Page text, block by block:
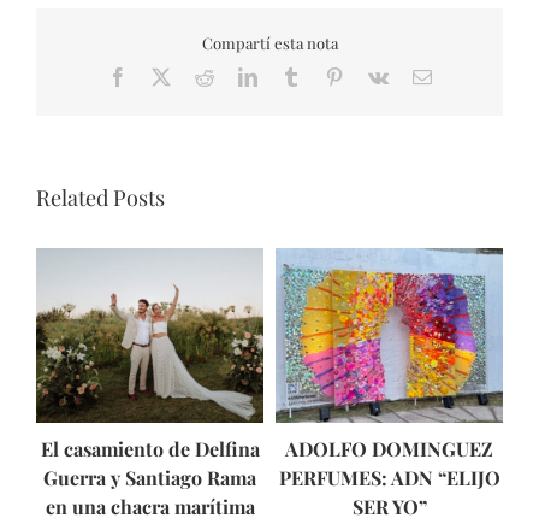
Compartí esta nota
Facebook RedditLinkedInTumblr Pinterest
Vk Email
Related Posts
El casamiento de Delfina
Guerra y Santiago Rama
en una chacra marítima
ADOLFO DOMINGUEZ
PERFUMES: ADN “ELIJO
SER YO”